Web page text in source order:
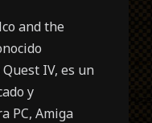
and the
IV, es un
y
PC, Amiga